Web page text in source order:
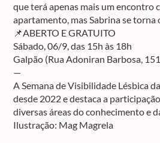
que terá apenas mais um encontro
apartamento, mas Sabrina se torna
📌ABERTO E GRATUITO
Sábado, 06/9, das 15h às 18h
Galpão (Rua Adoniran Barbosa,
—
A Semana de Visibilidade Lésbica
desde 2022 e destaca a
diversas áreas do conhecimento e
Ilustração: Mag Magrela